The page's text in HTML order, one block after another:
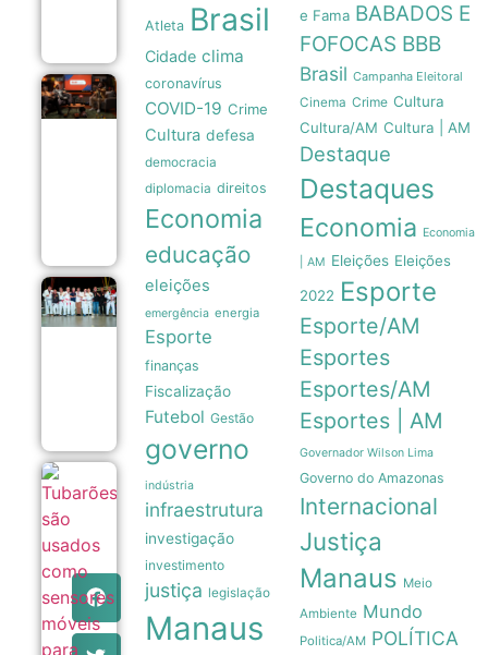
09/08
paterna
como pilar
fundamental
no combate
à misoginia
desde a
infância
09/08
Prefeitura
de Manaus
amplia apoio
a atletas de
jiu-jítsu para
150
beneficiados
09/08
Tubarões
são usados
como
sensores
para prever
intensidade
furacões
Atleta Brasil
Cidade clima
coronavírus
COVID-19 Crime
Cultura defesa
democracia
diplomacia direitos
Economia
educação
eleições
emergência energia
Esporte
finanças
Fiscalização
Futebol Gestão
governo
indústria
infraestrutura
investigação
investimento
justiça legislação
Manaus
e Fama BABADOS E
FOFOCAS BBB
Brasil Campanha Eleitoral
Cinema Crime Cultura
Cultura/AM Cultura | AM
Destaque
Destaques
Economia Economia
| AM Eleições Eleições
2022 Esporte
Esporte/AM
Esportes
Esportes/AM
Esportes | AM
Governador Wilson Lima
Governo do Amazonas
Internacional
Justiça
Manaus Meio
Ambiente Mundo
Politica/AM POLÍTICA